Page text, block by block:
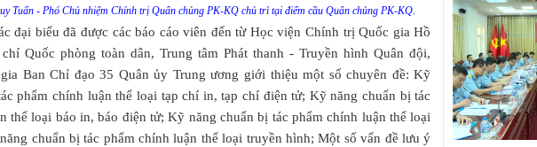
Tuấn - Phó Chủ nhiệm Chính trị Quân chủng PK-KQ chủ trì tại điểm cầu Quân chủng PK-KQ.
đại biểu đã được các báo cáo viên đến từ Học viện Chính trị Quốc gia Hồ
Quốc phòng toàn dân, Trung tâm Phát thanh - Truyền hình Quân đội,
Ban Chỉ đạo 35 Quân ủy Trung ương giới thiệu một số chuyên đề: Kỹ
phẩm chính luận thể loại tạp chí in, tạp chí điện tử; Kỹ năng chuẩn bị tác
thể loại báo in, báo điện tử; Kỹ năng chuẩn bị tác phẩm chính luận thể loại
chuẩn bị tác phẩm chính luận thể loại truyền hình; Một số vấn đề lưu ý